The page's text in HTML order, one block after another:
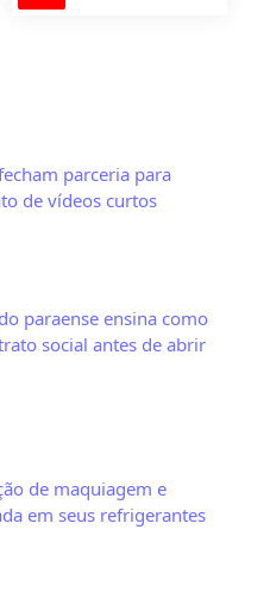
parceria para
de vídeos curtos
paraense ensina como
social antes de abrir
de maquiagem e
em seus refrigerantes